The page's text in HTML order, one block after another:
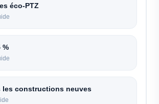
éco-PTZ
%
les constructions neuves